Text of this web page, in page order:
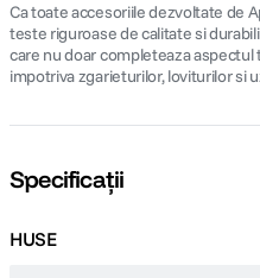
Ca toate accesoriile dezvoltate de
teste riguroase de calitate si
care nu doar completeaza
impotriva zgarieturilor, loviturilor si
Specificații
HUSE